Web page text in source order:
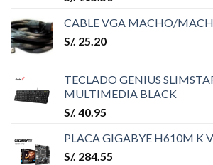
CABLE VGA MACHO/
S/. 25.20
TECLADO GENIUS
MULTIMEDIA BLACK
S/. 40.95
PLACA GIGABYE H610M K
S/. 284.55